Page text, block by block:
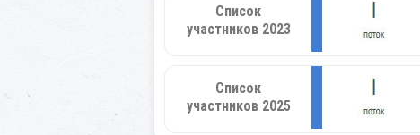
Список
участников 2023
Список
участников 2025